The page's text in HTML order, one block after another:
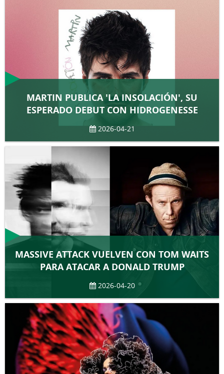
MARTIN PUBLICA 'LA INSOLACIÓN', SU
ESPERADO DEBUT CON HIDROGENESSE
2026-04-21
MASSIVE ATTACK VUELVEN CON TOM WAITS
PARA ATACAR A DONALD TRUMP
2026-04-20